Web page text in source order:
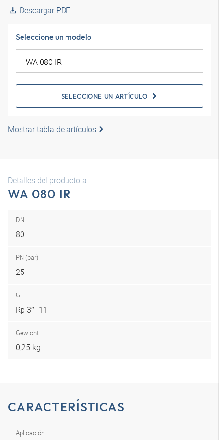
Descargar PDF
Seleccione un modelo
SELECCIONE UN ARTÍCULO
Mostrar tabla de artículos
Detalles del producto a
WA 080 IR
DN
80
PN (bar)
25
G1
Rp 3″ -11
Gewicht
0,25 kg
CARACTERÍSTICAS
Aplicación